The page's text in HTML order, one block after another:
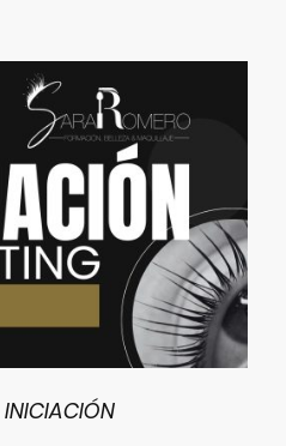
INICIACIÓN